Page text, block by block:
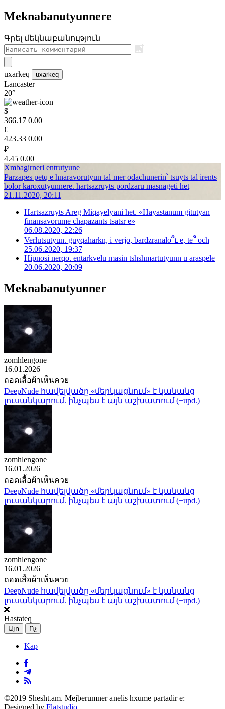
Meknabanutyunnere
Գրել մեկնաբանություն
uxarkeq uxarkeq
Lancaster
20°
$
366.17 0.00
€
423.33 0.00
₽
4.45 0.00
Xmbagirneri entrutyune
Parzapes petq e hnaravorutyun tal mer odachunerin՝ tsuyts tal irents
bolor karoxutyunnere. hartsazruyts pordzaru masnageti het
21.11.2020, 20:11
Hartsazruyts Areg Miqayelyani het. «Hayastanum gitutyan
finansavorume chapazants tsatsr e»
06.08.2020, 22:26
Verlutsutyun. guyqaharkn, i verjo, bardzranalo՞ւ e, te՞ och
25.06.2020, 19:37
Hipnosi nerqo. entarkvelu masin tshshmartutyunn u araspele
20.06.2020, 20:09
Meknabanutyunner
zomhlengone
16.01.2026
ถอดเสื้อผ้าเห็นควย
DeepNude հավելվածը «մերկացնում» է կանանց
լուսանկարում. ինչպես է այն աշխատում (+upd.)
zomhlengone
16.01.2026
ถอดเสื้อผ้าเห็นควย
DeepNude հավելվածը «մերկացնում» է կանանց
լուսանկարում. ինչպես է այն աշխատում (+upd.)
zomhlengone
16.01.2026
ถอดเสื้อผ้าเห็นควย
DeepNude հավելվածը «մերկացնում» է կանանց
լուսանկարում. ինչպես է այն աշխատում (+upd.)
Hastateq
Այո Ոչ
Kap
©2019 Shesht.am. Mejberumner anelis hxume partadir e:
Designed by Flatstudio